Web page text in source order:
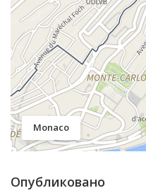
Monaco
Опубликовано